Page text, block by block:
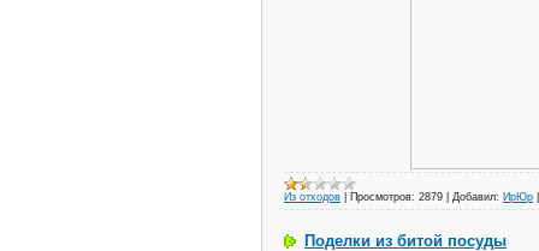
Из отходов Просмотров: 2879 Добавил: ИрЮр
Поделки из битой посуды